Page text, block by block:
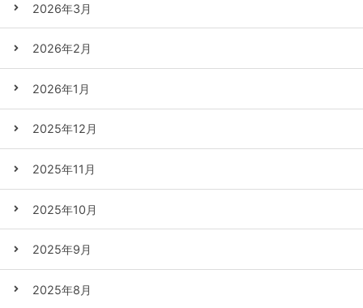
2026年3月
2026年2月
2026年1月
2025年12月
2025年11月
2025年10月
2025年9月
2025年8月